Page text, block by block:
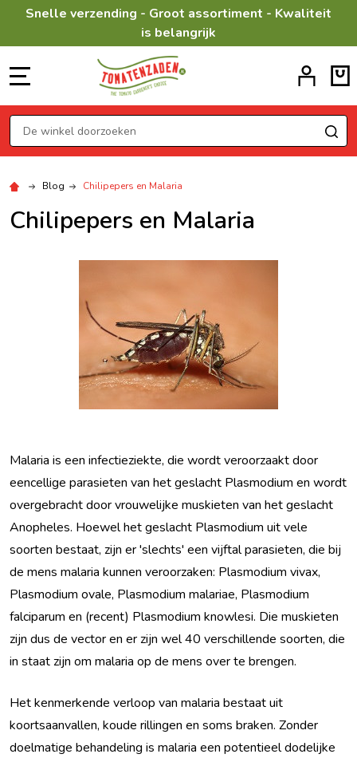
Snelle verzending - Groot assortiment - Kwaliteit
is belangrijk
Zoeken
Blog Chilipepers en Malaria
Chilipepers en Malaria
Malaria is een infectieziekte, die wordt veroorzaakt door
eencellige parasieten van het geslacht Plasmodium en wordt
overgebracht door vrouwelijke muskieten van het geslacht
Anopheles. Hoewel het geslacht Plasmodium uit vele
soorten bestaat, zijn er 'slechts' een vijftal parasieten, die bij
de mens malaria kunnen veroorzaken: Plasmodium vivax,
Plasmodium ovale, Plasmodium malariae, Plasmodium
falciparum en (recent) Plasmodium knowlesi. Die muskieten
zijn dus de vector en er zijn wel 40 verschillende soorten, die
in staat zijn om malaria op de mens over te brengen.
Het kenmerkende verloop van malaria bestaat uit
koortsaanvallen, koude rillingen en soms braken. Zonder
doelmatige behandeling is malaria een potentieel dodelijke